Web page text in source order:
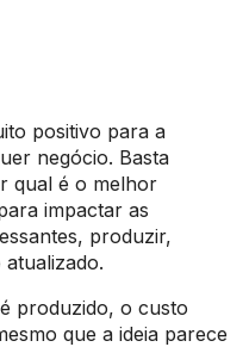
positivo para a
negócio. Basta
qual é o melhor
impactar as
produzir,
produzido, o custo
que a ideia parece